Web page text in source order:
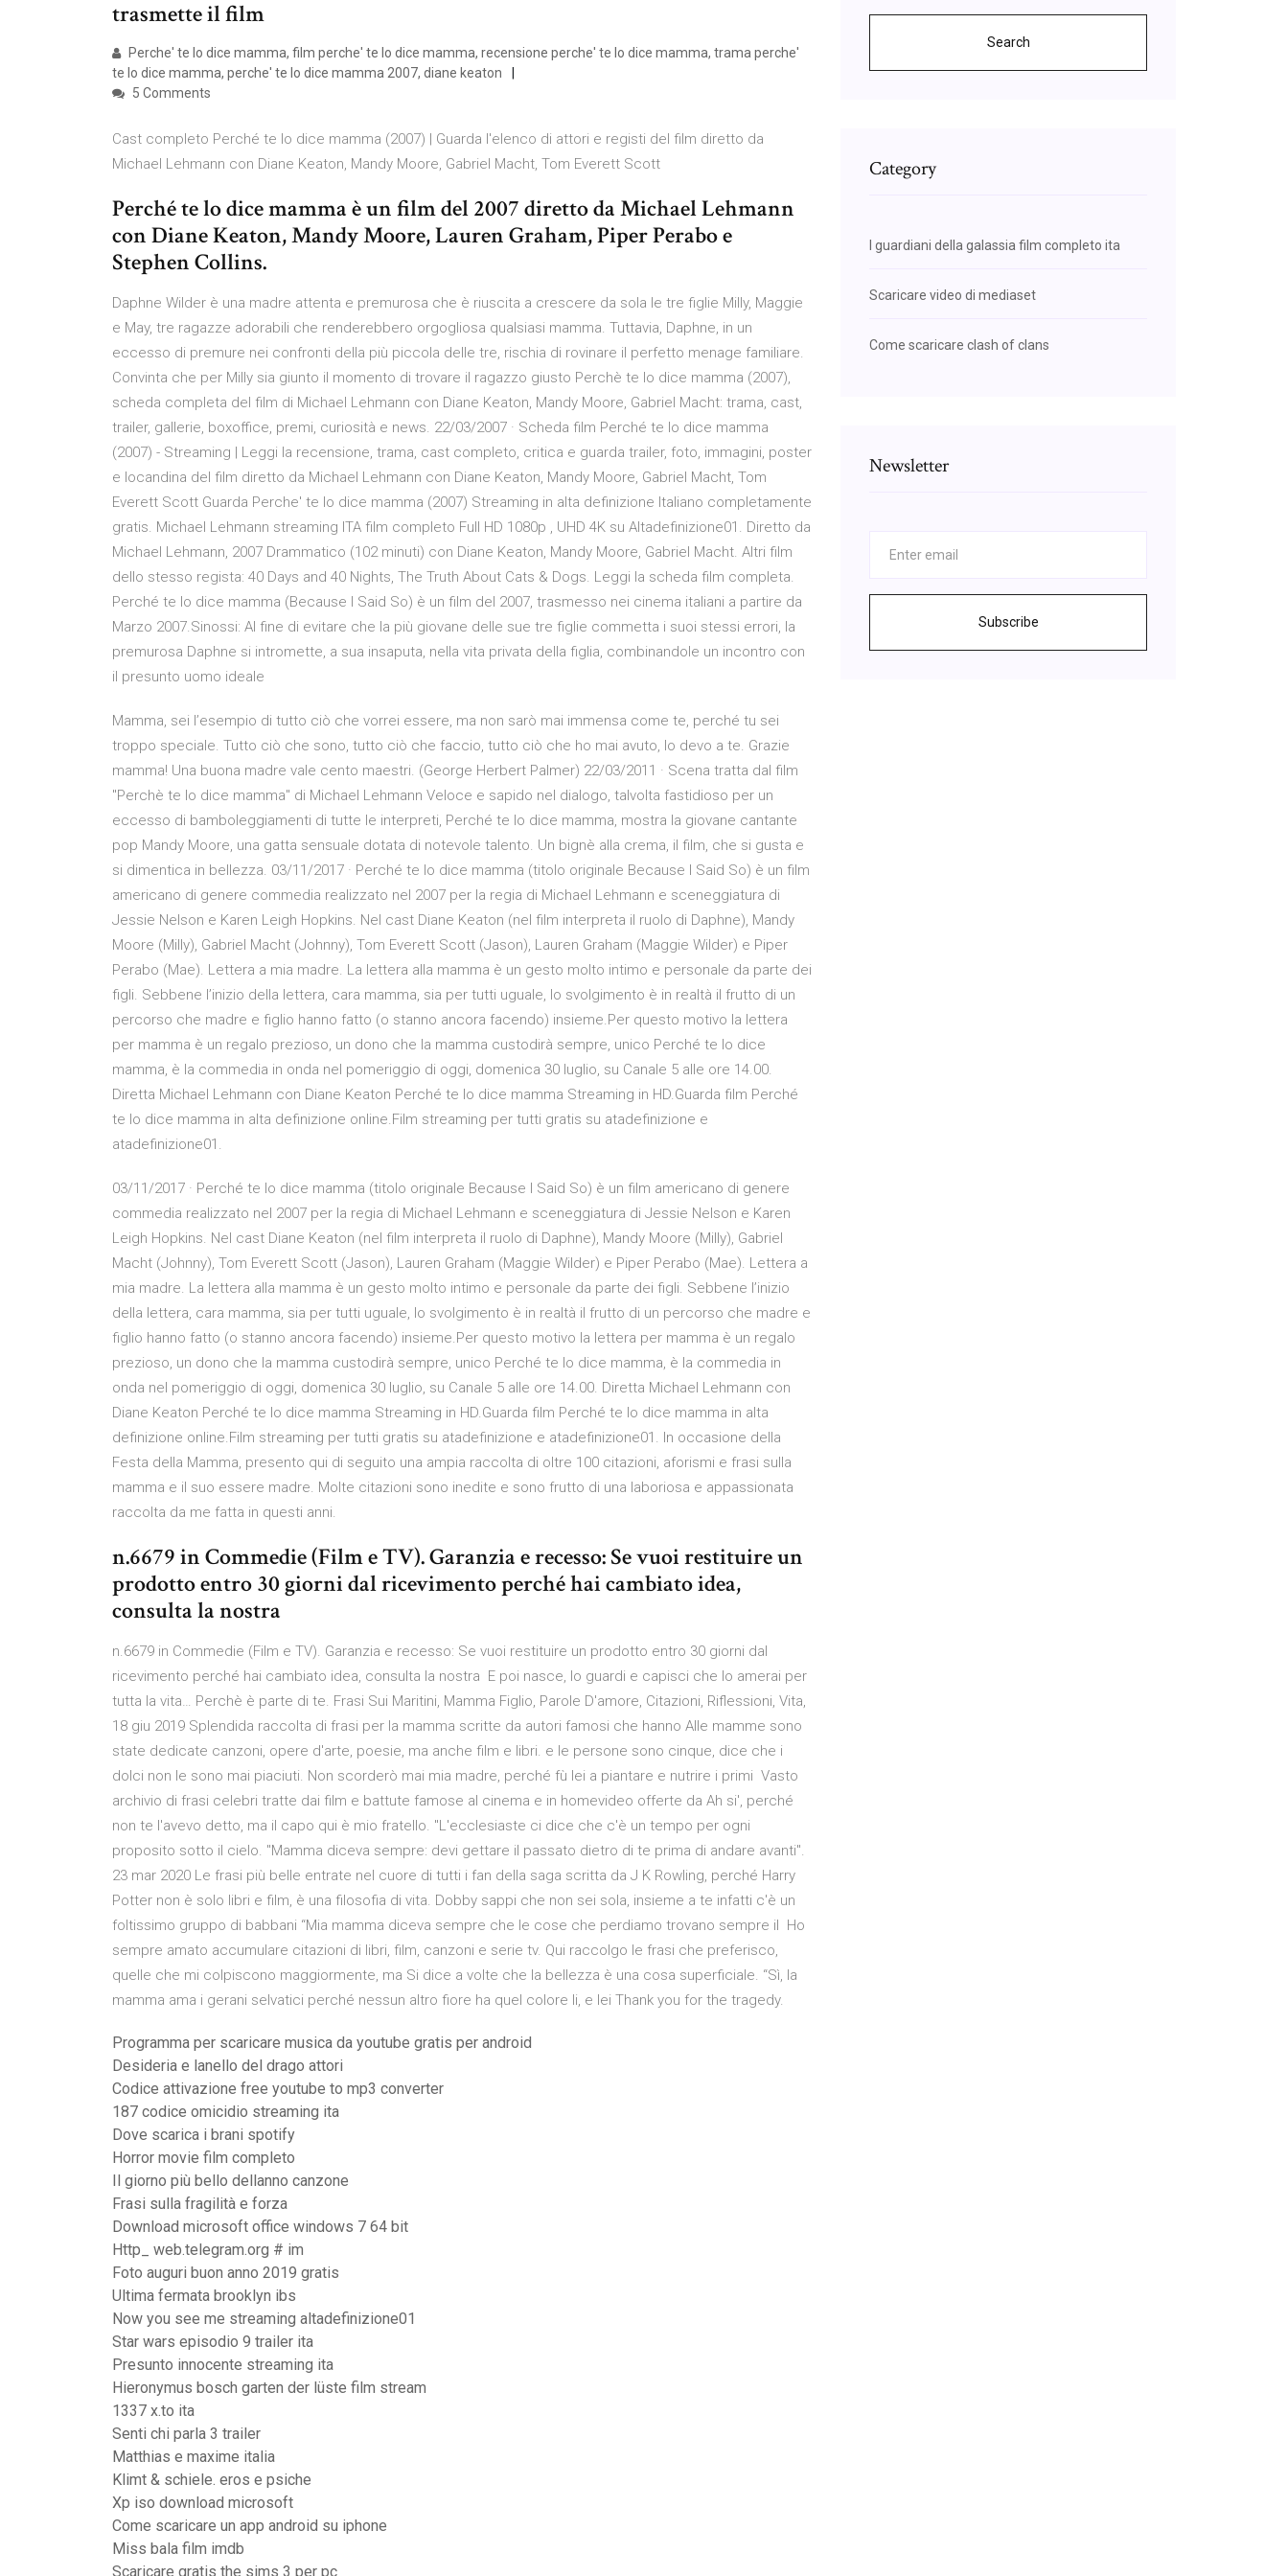
trasmette il film
Perche' te lo dice mamma, film perche' te lo dice mamma, recensione perche' te lo dice mamma, trama perche'
te lo dice mamma, perche' te lo dice mamma 2007, diane keaton
5 Comments
Cast completo Perché te lo dice mamma (2007) | Guarda l'elenco di attori e registi del film diretto da
Michael Lehmann con Diane Keaton, Mandy Moore, Gabriel Macht, Tom Everett Scott
Perché te lo dice mamma è un film del 2007 diretto da Michael Lehmann
con Diane Keaton, Mandy Moore, Lauren Graham, Piper Perabo e
Stephen Collins.
Daphne Wilder è una madre attenta e premurosa che è riuscita a crescere da sola le tre figlie Milly, Maggie
e May, tre ragazze adorabili che renderebbero orgogliosa qualsiasi mamma. Tuttavia, Daphne, in un
eccesso di premure nei confronti della più piccola delle tre, rischia di rovinare il perfetto menage familiare.
Convinta che per Milly sia giunto il momento di trovare il ragazzo giusto Perchè te lo dice mamma (2007),
scheda completa del film di Michael Lehmann con Diane Keaton, Mandy Moore, Gabriel Macht: trama, cast,
trailer, gallerie, boxoffice, premi, curiosità e news. 22/03/2007 · Scheda film Perché te lo dice mamma
(2007) - Streaming | Leggi la recensione, trama, cast completo, critica e guarda trailer, foto, immagini, poster
e locandina del film diretto da Michael Lehmann con Diane Keaton, Mandy Moore, Gabriel Macht, Tom
Everett Scott Guarda Perche' te lo dice mamma (2007) Streaming in alta definizione Italiano completamente
gratis. Michael Lehmann streaming ITA film completo Full HD 1080p , UHD 4K su Altadefinizione01. Diretto da
Michael Lehmann, 2007 Drammatico (102 minuti) con Diane Keaton, Mandy Moore, Gabriel Macht. Altri film
dello stesso regista: 40 Days and 40 Nights, The Truth About Cats & Dogs. Leggi la scheda film completa.
Perché te lo dice mamma (Because I Said So) è un film del 2007, trasmesso nei cinema italiani a partire da
Marzo 2007.Sinossi: Al fine di evitare che la più giovane delle sue tre figlie commetta i suoi stessi errori, la
premurosa Daphne si intromette, a sua insaputa, nella vita privata della figlia, combinandole un incontro con
il presunto uomo ideale
Mamma, sei l’esempio di tutto ciò che vorrei essere, ma non sarò mai immensa come te, perché tu sei
troppo speciale. Tutto ciò che sono, tutto ciò che faccio, tutto ciò che ho mai avuto, lo devo a te. Grazie
mamma! Una buona madre vale cento maestri. (George Herbert Palmer) 22/03/2011 · Scena tratta dal film
"Perchè te lo dice mamma" di Michael Lehmann Veloce e sapido nel dialogo, talvolta fastidioso per un
eccesso di bamboleggiamenti di tutte le interpreti, Perché te lo dice mamma, mostra la giovane cantante
pop Mandy Moore, una gatta sensuale dotata di notevole talento. Un bignè alla crema, il film, che si gusta e
si dimentica in bellezza. 03/11/2017 · Perché te lo dice mamma (titolo originale Because I Said So) è un film
americano di genere commedia realizzato nel 2007 per la regia di Michael Lehmann e sceneggiatura di
Jessie Nelson e Karen Leigh Hopkins. Nel cast Diane Keaton (nel film interpreta il ruolo di Daphne), Mandy
Moore (Milly), Gabriel Macht (Johnny), Tom Everett Scott (Jason), Lauren Graham (Maggie Wilder) e Piper
Perabo (Mae). Lettera a mia madre. La lettera alla mamma è un gesto molto intimo e personale da parte dei
figli. Sebbene l’inizio della lettera, cara mamma, sia per tutti uguale, lo svolgimento è in realtà il frutto di un
percorso che madre e figlio hanno fatto (o stanno ancora facendo) insieme.Per questo motivo la lettera
per mamma è un regalo prezioso, un dono che la mamma custodirà sempre, unico Perché te lo dice
mamma, è la commedia in onda nel pomeriggio di oggi, domenica 30 luglio, su Canale 5 alle ore 14.00.
Diretta Michael Lehmann con Diane Keaton Perché te lo dice mamma Streaming in HD.Guarda film Perché
te lo dice mamma in alta definizione online.Film streaming per tutti gratis su atadefinizione e
atadefinizione01.
03/11/2017 · Perché te lo dice mamma (titolo originale Because I Said So) è un film americano di genere
commedia realizzato nel 2007 per la regia di Michael Lehmann e sceneggiatura di Jessie Nelson e Karen
Leigh Hopkins. Nel cast Diane Keaton (nel film interpreta il ruolo di Daphne), Mandy Moore (Milly), Gabriel
Macht (Johnny), Tom Everett Scott (Jason), Lauren Graham (Maggie Wilder) e Piper Perabo (Mae). Lettera a
mia madre. La lettera alla mamma è un gesto molto intimo e personale da parte dei figli. Sebbene l’inizio
della lettera, cara mamma, sia per tutti uguale, lo svolgimento è in realtà il frutto di un percorso che madre e
figlio hanno fatto (o stanno ancora facendo) insieme.Per questo motivo la lettera per mamma è un regalo
prezioso, un dono che la mamma custodirà sempre, unico Perché te lo dice mamma, è la commedia in
onda nel pomeriggio di oggi, domenica 30 luglio, su Canale 5 alle ore 14.00. Diretta Michael Lehmann con
Diane Keaton Perché te lo dice mamma Streaming in HD.Guarda film Perché te lo dice mamma in alta
definizione online.Film streaming per tutti gratis su atadefinizione e atadefinizione01. In occasione della
Festa della Mamma, presento qui di seguito una ampia raccolta di oltre 100 citazioni, aforismi e frasi sulla
mamma e il suo essere madre. Molte citazioni sono inedite e sono frutto di una laboriosa e appassionata
raccolta da me fatta in questi anni.
n.6679 in Commedie (Film e TV). Garanzia e recesso: Se vuoi restituire un
prodotto entro 30 giorni dal ricevimento perché hai cambiato idea,
consulta la nostra
n.6679 in Commedie (Film e TV). Garanzia e recesso: Se vuoi restituire un prodotto entro 30 giorni dal
ricevimento perché hai cambiato idea, consulta la nostra E poi nasce, lo guardi e capisci che lo amerai per
tutta la vita… Perchè è parte di te. Frasi Sui Maritini, Mamma Figlio, Parole D'amore, Citazioni, Riflessioni, Vita,
18 giu 2019 Splendida raccolta di frasi per la mamma scritte da autori famosi che hanno Alle mamme sono
state dedicate canzoni, opere d'arte, poesie, ma anche film e libri. e le persone sono cinque, dice che i
dolci non le sono mai piaciuti. Non scorderò mai mia madre, perché fù lei a piantare e nutrire i primi Vasto
archivio di frasi celebri tratte dai film e battute famose al cinema e in homevideo offerte da Ah si', perché
non te l'avevo detto, ma il capo qui è mio fratello. "L'ecclesiaste ci dice che c'è un tempo per ogni
proposito sotto il cielo. "Mamma diceva sempre: devi gettare il passato dietro di te prima di andare avanti".
23 mar 2020 Le frasi più belle entrate nel cuore di tutti i fan della saga scritta da J K Rowling, perché Harry
Potter non è solo libri e film, è una filosofia di vita. Dobby sappi che non sei sola, insieme a te infatti c'è un
foltissimo gruppo di babbani “Mia mamma diceva sempre che le cose che perdiamo trovano sempre il Ho
sempre amato accumulare citazioni di libri, film, canzoni e serie tv. Qui raccolgo le frasi che preferisco,
quelle che mi colpiscono maggiormente, ma Si dice a volte che la bellezza è una cosa superficiale. “Sì, la
mamma ama i gerani selvatici perché nessun altro fiore ha quel colore li, e lei Thank you for the tragedy.
Programma per scaricare musica da youtube gratis per android
Desideria e lanello del drago attori
Codice attivazione free youtube to mp3 converter
187 codice omicidio streaming ita
Dove scarica i brani spotify
Horror movie film completo
Il giorno più bello dellanno canzone
Frasi sulla fragilità e forza
Download microsoft office windows 7 64 bit
Http_ web.telegram.org # im
Foto auguri buon anno 2019 gratis
Ultima fermata brooklyn ibs
Now you see me streaming altadefinizione01
Star wars episodio 9 trailer ita
Presunto innocente streaming ita
Hieronymus bosch garten der lüste film stream
1337 x.to ita
Senti chi parla 3 trailer
Matthias e maxime italia
Klimt & schiele. eros e psiche
Xp iso download microsoft
Come scaricare un app android su iphone
Miss bala film imdb
Scaricare gratis the sims 3 per pc
Search
Category
I guardiani della galassia film completo ita
Scaricare video di mediaset
Come scaricare clash of clans
Newsletter
Subscribe